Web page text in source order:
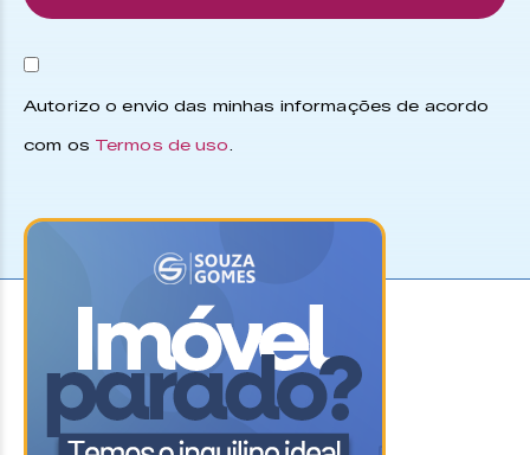
Autorizo o envio das minhas informações de acordo
com os Termos de uso.